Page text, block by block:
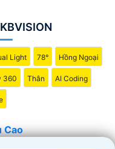
hơn!
Light 78° Hồng Ngoại
360 Thân AI Coding
Cao